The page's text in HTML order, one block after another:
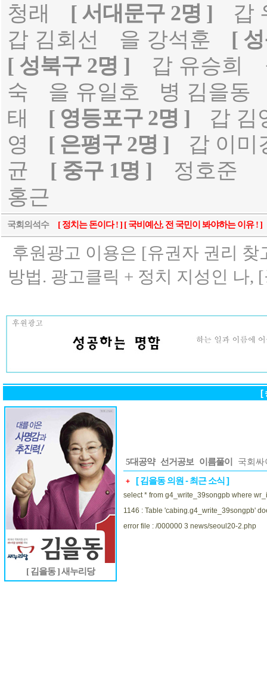
청래
[ 서대문구 2명 ]
갑
갑 김회선
을 강석훈
[
[ 성북구 2명 ]
갑 유승희
숙
을 유일호
병 김을동
태
[ 영등포구 2명 ]
갑 김
영
[ 은평구 2명 ]
갑 이미
균
[ 중구 1명 ]
정호준
홍근
국회의석수 [ 정치는 돈이다 ! ] [ 국비예산, 전 국민이 봐야하는 이유 ! ]
후원광고 이용은 [유권자 권리
방법. 광고클릭 + 정치 지성인 나
[
[ 김을동 ] 새누리당
5대공약 선거공보 이름풀이 국회싸
+ [ 김을동 의원 - 최근 소식 ]
select * from g4_write_39songpb where
1146 : Table 'cabing.g4_write_39songpb'
error file : /000000 3 news/seoul20-2.php